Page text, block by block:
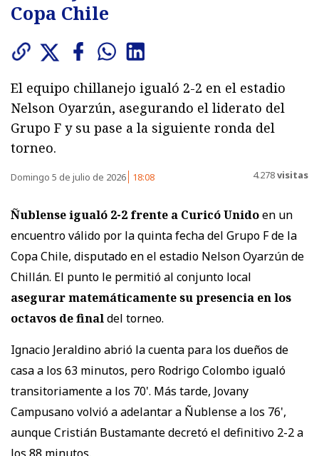
Copa Chile
El equipo chillanejo igualó 2-2 en el estadio
Nelson Oyarzún, asegurando el liderato del
Grupo F y su pase a la siguiente ronda del
torneo.
Domingo 5 de julio de 2026 18:08 4.278visitas
Ñublense igualó 2-2 frente a Curicó Unidoen un
encuentro válido por la quinta fecha del Grupo F de la
Copa Chile, disputado en el estadio Nelson Oyarzún de
Chillán. El punto le permitió al conjunto local
asegurar matemáticamente su presencia en los
octavos de finaldel torneo.
Ignacio Jeraldino abrió la cuenta para los dueños de
casa a los 63 minutos, pero Rodrigo Colombo igualó
transitoriamente a los 70'. Más tarde, Jovany
Campusano volvió a adelantar a Ñublense a los 76',
aunque Cristián Bustamante decretó el definitivo 2-2 a